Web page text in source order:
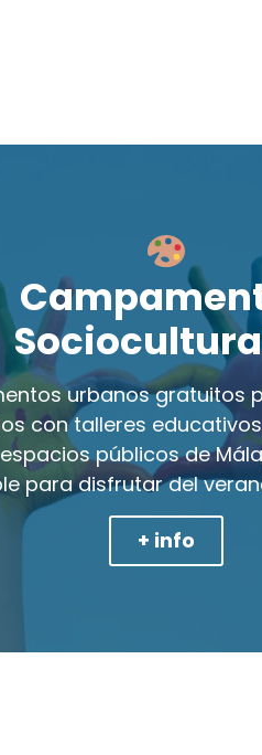
urbanos gratuitos
con talleres
públicos de
para disfrutar del
+ info